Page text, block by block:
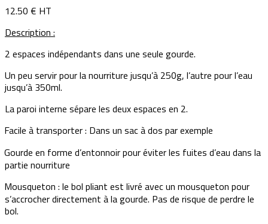
12.50 € HT
Description :
2 espaces indépendants dans une seule gourde.
Un peu servir pour la nourriture jusqu’à 250g, l’autre pour l’eau
jusqu’à 350ml.
La paroi interne sépare les deux espaces en 2.
Facile à transporter : Dans un sac à dos par exemple
Gourde en forme d’entonnoir pour éviter les fuites d’eau dans la
partie nourriture
Mousqueton : le bol pliant est livré avec un mousqueton pour
s’accrocher directement à la gourde. Pas de risque de perdre le
bol.